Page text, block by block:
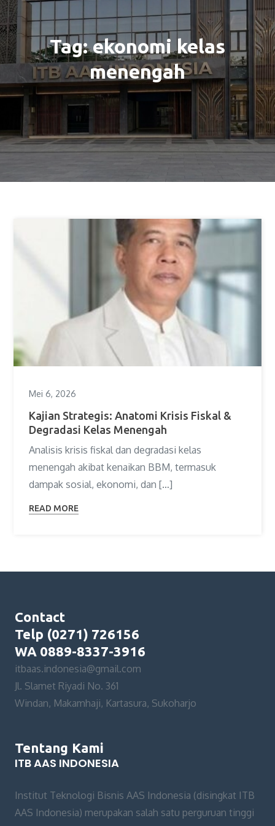
Tag:ekonomi kelas
menengah
Mei 6, 2026
Kajian Strategis: Anatomi Krisis Fiskal &
Degradasi Kelas Menengah
Analisis krisis fiskal dan degradasi kelas
menengah akibat kenaikan BBM, termasuk
dampak sosial, ekonomi, dan […]
READ MORE
Contact
Telp (0271) 726156
WA 0889-8337-3916
itbaas.indonesia@gmail.com
Jl. Slamet Riyadi No. 361
Windan, Makamhaji, Kartasura, Sukoharjo
Tentang Kami
ITB AAS INDONESIA
Institut Teknologi Bisnis AAS Indonesia (disingkat ITB
AAS Indonesia) merupakan salah satu perguruan tinggi